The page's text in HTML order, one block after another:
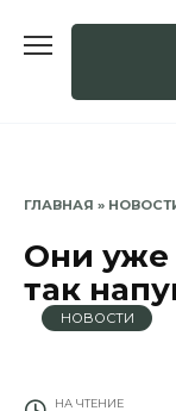
ГЛАВНАЯ »
Они уже
так
НОВОСТИ
НА ЧТЕНИЕ